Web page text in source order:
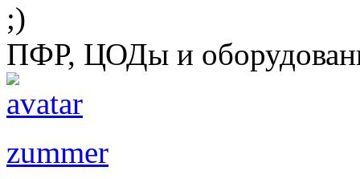
;)
ПФР, ЦОДы и
zummer